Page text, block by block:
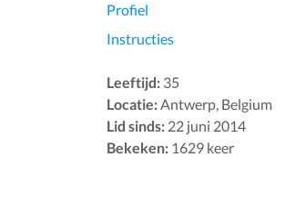
Profiel
Instructies
Leeftijd: 35
Locatie:Antwerp, Belgium
Lid sinds: 22 juni 2014
Bekeken: 1629 keer